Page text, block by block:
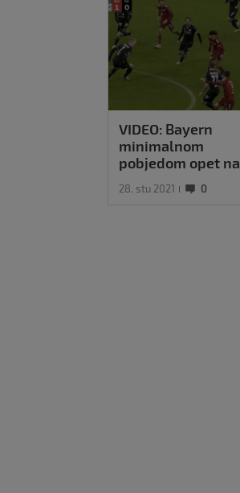
VIDEO: Bayern
minimalnom
pobjedom opet na
28. stu 2021 0